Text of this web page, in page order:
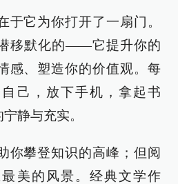
于它为你打开了一扇门。
移默化的——它提升你的
感、塑造你的价值观。每
己，放下手机，拿起书
静与充实。
你攀登知识的高峰；但阅
美的风景。经典文学作